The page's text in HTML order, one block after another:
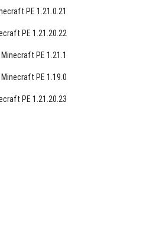
PE 1.21.0.21
PE 1.21.20.22
Minecraft PE 1.21.1
Minecraft PE 1.19.0
PE 1.21.20.23